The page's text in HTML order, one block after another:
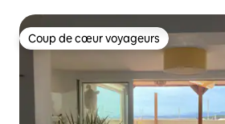
Coup de cœur voyageurs
Coup de cœur voyageurs